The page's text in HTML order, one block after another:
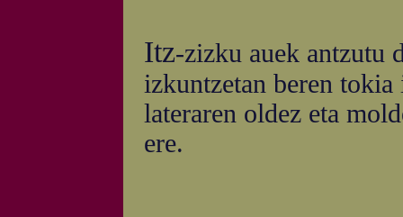
Itz-zizku auek antzutu
izkuntzetan beren tokia
lateraren oldez eta
ere.